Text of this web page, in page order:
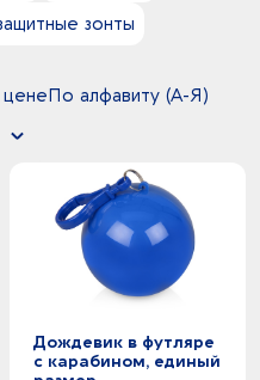
зонты
По алфавиту (А-Я)
Дождевик в футляре
с карабином, единый